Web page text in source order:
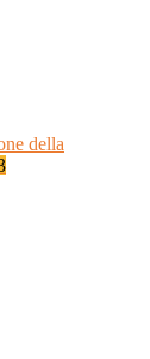
della